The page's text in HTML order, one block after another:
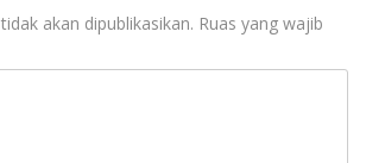
akan dipublikasikan. Ruas yang wajib